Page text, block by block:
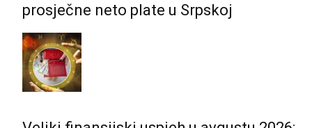
prosječne neto plate u Srpskoj